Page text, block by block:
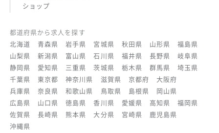
ショップ
都道府県から求人を探す
北海道
青森県 岩手県 宮城県 秋田県 山形県
福島県
山梨県
新潟県 富山県 石川県 福井県 長野県
岐阜県
静岡県
愛知県 三重県 茨城県 栃木県 群馬県
埼玉県
千葉県
東京都 神奈川県 滋賀県 京都府
大阪府
兵庫県
奈良県 和歌山県 鳥取県 島根県
岡山県
広島県
山口県 徳島県 香川県 愛媛県 高知県
福岡県
佐賀県
長崎県 熊本県 大分県 宮崎県
鹿児島県
沖縄県